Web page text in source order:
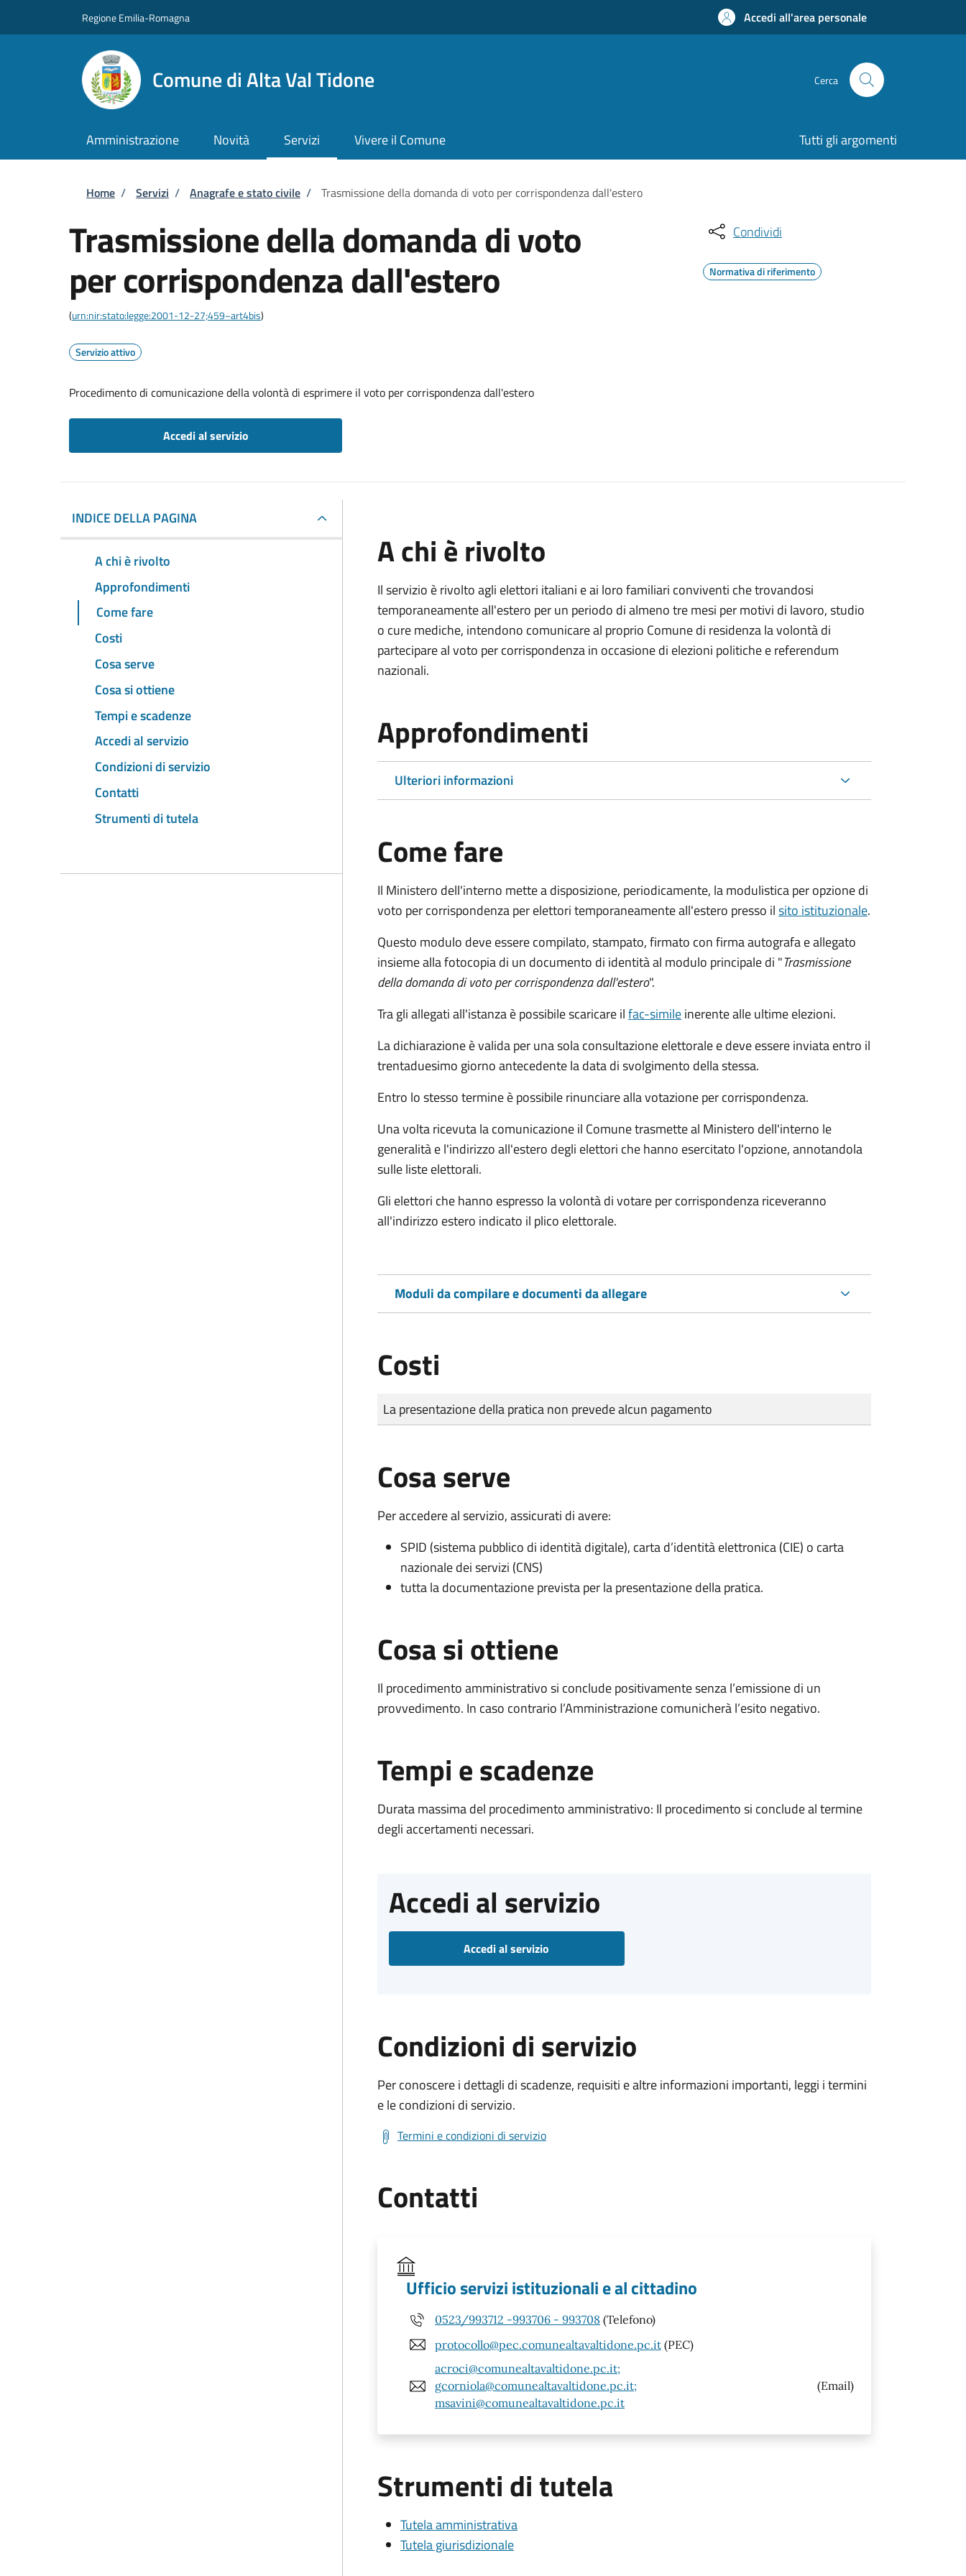
Regione Emilia-Romagna Accedi all'area personale
Comune di Alta Val Tidone Cerca
Amministrazione Novità Servizi Vivere il Comune Tutti gli argomenti
Briciole di pane
Home / Servizi / Anagrafe e stato civile / Trasmissione della domanda di voto per corrispondenza dall'estero
Trasmissione della domanda di voto
per corrispondenza dall'estero
(urn:nir:stato:legge:2001-12-27;459~art4bis)
Servizio attivo
Procedimento di comunicazione della volontà di esprimere il voto per corrispondenza dall'estero
Accedi al servizio
Condividi
Normativa di riferimento
INDICE DELLA PAGINA
A chi è rivolto
Approfondimenti
Come fare
Costi
Cosa serve
Cosa si ottiene
Tempi e scadenze
Accedi al servizio
Condizioni di servizio
Contatti
Strumenti di tutela
A chi è rivolto
Il servizio è rivolto agli elettori italiani e ai loro familiari conviventi che trovandosi
temporaneamente all'estero per un periodo di almeno tre mesi per motivi di lavoro, studio
o cure mediche, intendono comunicare al proprio Comune di residenza la volontà di
partecipare al voto per corrispondenza in occasione di elezioni politiche e referendum
nazionali.
Approfondimenti
Ulteriori informazioni
Come fare
Il Ministero dell'interno mette a disposizione, periodicamente, la modulistica per opzione di
voto per corrispondenza per elettori temporaneamente all'estero presso ilsito istituzionale.
Questo modulo deve essere compilato, stampato, firmato con firma autografa e allegato
insieme alla fotocopia di un documento di identità al modulo principale di "Trasmissione
della domanda di voto per corrispondenza dall'estero".
Tra gli allegati all'istanza è possibile scaricare ilfac-simileinerente alle ultime elezioni.
La dichiarazione è valida per una sola consultazione elettorale e deve essere inviata entro il
trentaduesimo giorno antecedente la data di svolgimento della stessa.
Entro lo stesso termine è possibile rinunciare alla votazione per corrispondenza.
Una volta ricevuta la comunicazione il Comune trasmette al Ministero dell'interno le
generalità e l'indirizzo all'estero degli elettori che hanno esercitato l'opzione, annotandola
sulle liste elettorali.
Gli elettori che hanno espresso la volontà di votare per corrispondenza riceveranno
all'indirizzo estero indicato il plico elettorale.
Moduli da compilare e documenti da allegare
Costi
Tipo di pagamento
Importo
La presentazione della pratica non prevede alcun pagamento
Cosa serve
Per accedere al servizio, assicurati di avere:
SPID (sistema pubblico di identità digitale), carta d’identità elettronica (CIE) o carta
nazionale dei servizi (CNS)
tutta la documentazione prevista per la presentazione della pratica.
Cosa si ottiene
Il procedimento amministrativo si conclude positivamente senza l’emissione di un
provvedimento. In caso contrario l’Amministrazione comunicherà l’esito negativo.
Tempi e scadenze
Durata massima del procedimento amministrativo: Il procedimento si conclude al termine
degli accertamenti necessari.
Accedi al servizio
Accedi al servizio
Condizioni di servizio
Per conoscere i dettagli di scadenze, requisiti e altre informazioni importanti, leggi i termini
e le condizioni di servizio.
Termini e condizioni di servizio
Contatti
Ufficio servizi istituzionali e al cittadino
0523/993712 -993706 - 993708 (Telefono)
protocollo@pec.comunealtavaltidone.pc.it (PEC)
acroci@comunealtavaltidone.pc.it;
gcorniola@comunealtavaltidone.pc.it;
msavini@comunealtavaltidone.pc.it
(Email)
Strumenti di tutela
Tutela amministrativa
Tutela giurisdizionale